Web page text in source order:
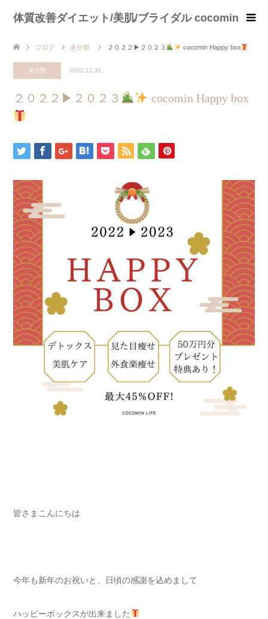
体質改善ダイエット/美肌/ブライダル cocomin
ブログ 未分類 ２０２２▶︎２０２３ cocomin Happy box
未分類 2022.12.31
２０２２▶︎２０２３ cocomin Happy box
皆さまこんにちは
今年も新年のお祝いと、日頃の感謝を込めまして
ハッピーボックスが出来ました